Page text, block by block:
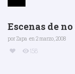
Escenas de
porZapa en 2 marzo, 2008
158